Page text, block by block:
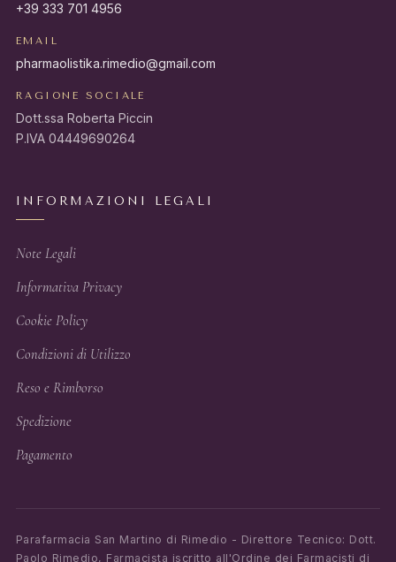
+39 333 701 4956
EMAIL
pharmaolistika.rimedio@gmail.com
RAGIONE SOCIALE
Dott.ssa Roberta Piccin
P.IVA 04449690264
INFORMAZIONI LEGALI
Note Legali
Informativa Privacy
Cookie Policy
Condizioni di Utilizzo
Reso e Rimborso
Spedizione
Pagamento
Parafarmacia San Martino di Rimedio - Direttore Tecnico: Dott.
Paolo Rimedio, Farmacista iscritto all'Ordine dei Farmacisti di